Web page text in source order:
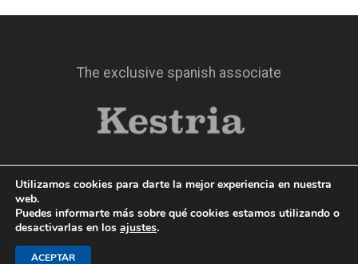
The exclusive spanish associate
Utilizamos cookies para darte la mejor experiencia en nuestra
web.
Puedes informarte más sobre qué cookies estamos utilizando o
desactivarlas en los ajustes.
ACEPTAR